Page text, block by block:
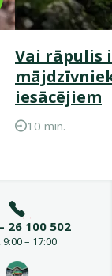
Vai rāpulis
iesācējiem
10 min.
26 100 502
9:00 – 17:00